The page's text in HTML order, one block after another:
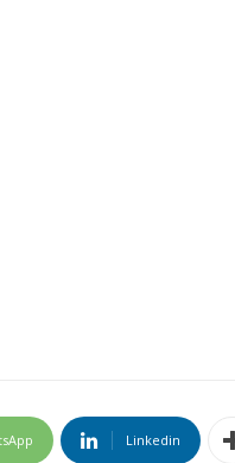
Linkedin